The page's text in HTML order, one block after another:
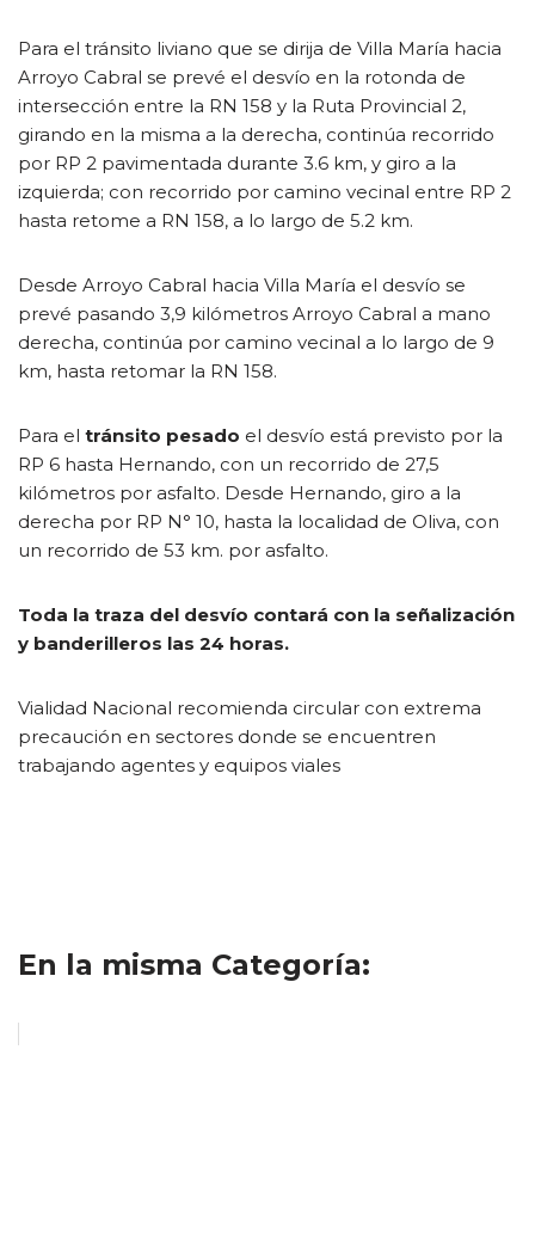
Para el tránsito liviano que se dirija de Villa María hacia
Arroyo Cabral se prevé el desvío en la rotonda de
intersección entre la RN 158 y la Ruta Provincial 2,
girando en la misma a la derecha, continúa recorrido
por RP 2 pavimentada durante 3.6 km, y giro a la
izquierda; con recorrido por camino vecinal entre RP 2
hasta retome a RN 158, a lo largo de 5.2 km.
Desde Arroyo Cabral hacia Villa María el desvío se
prevé pasando 3,9 kilómetros Arroyo Cabral a mano
derecha, continúa por camino vecinal a lo largo de 9
km, hasta retomar la RN 158.
Para el tránsito pesado el desvío está previsto por la
RP 6 hasta Hernando, con un recorrido de 27,5
kilómetros por asfalto. Desde Hernando, giro a la
derecha por RP N° 10, hasta la localidad de Oliva, con
un recorrido de 53 km. por asfalto.
Toda la traza del desvío contará con la señalización
y banderilleros las 24 horas.
Vialidad Nacional recomienda circular con extrema
precaución en sectores donde se encuentren
trabajando agentes y equipos viales
En la misma Categoría: